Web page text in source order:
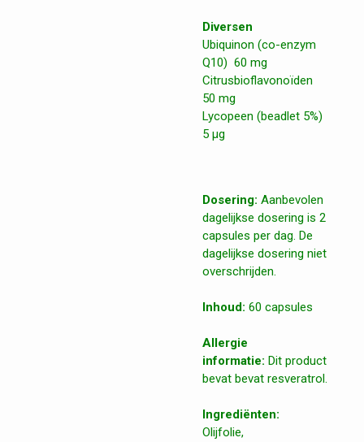
Diversen
Ubiquinon (co-enzym
Q10) 60 mg
Citrusbioflavonoïden
50 mg
Lycopeen (beadlet 5%)
5 μg
Dosering: Aanbevolen
dagelijkse dosering is 2
capsules per dag. De
dagelijkse dosering niet
overschrijden.
Inhoud: 60 capsules
Allergie
informatie: Dit product
bevat bevat resveratrol.
Ingrediënten:
Olijfolie,